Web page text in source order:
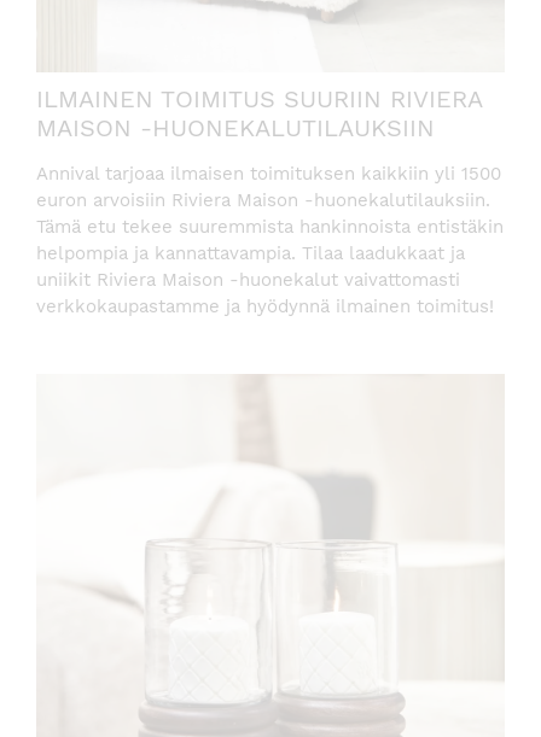
ILMAINEN TOIMITUS SUURIIN RIVIERA
MAISON -HUONEKALUTILAUKSIIN
Annival tarjoaa ilmaisen toimituksen kaikkiin yli 1500
euron arvoisiin Riviera Maison -huonekalutilauksiin.
Tämä etu tekee suuremmista hankinnoista entistäkin
helpompia ja kannattavampia. Tilaa laadukkaat ja
uniikit Riviera Maison -huonekalut vaivattomasti
verkkokaupastamme ja hyödynnä ilmainen toimitus!